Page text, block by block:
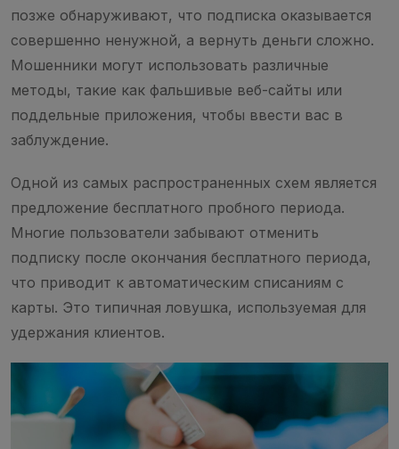
позже обнаруживают, что подписка оказывается
совершенно ненужной, а вернуть деньги сложно.
Мошенники могут использовать различные
методы, такие как фальшивые веб-сайты или
поддельные приложения, чтобы ввести вас в
заблуждение.
Одной из самых распространенных схем является
предложение бесплатного пробного периода.
Многие пользователи забывают отменить
подписку после окончания бесплатного периода,
что приводит к автоматическим списаниям с
карты. Это типичная ловушка, используемая для
удержания клиентов.